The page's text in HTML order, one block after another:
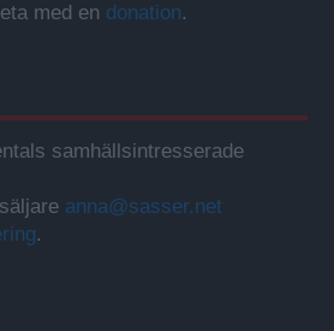
med en donation.
samhällsintresserade
anna@sasser.net
.